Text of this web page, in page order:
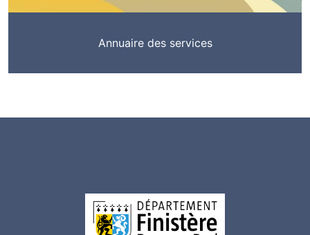
Annuaire des services